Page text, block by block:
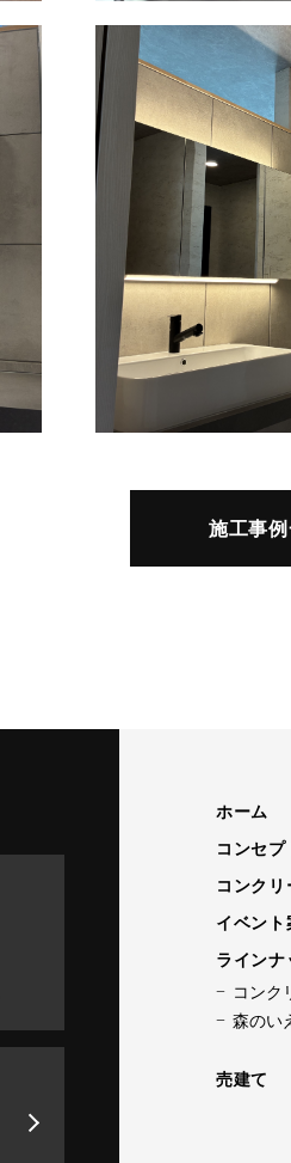
施工事
ホーム
コンセプ
コンクリ
イベント
ラインナ
コンク
森のい
売建て